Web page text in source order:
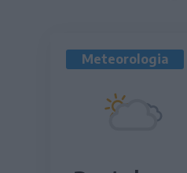
Meteorologia